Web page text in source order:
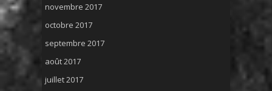
novembre 2017
octobre 2017
septembre 2017
août 2017
juillet 2017